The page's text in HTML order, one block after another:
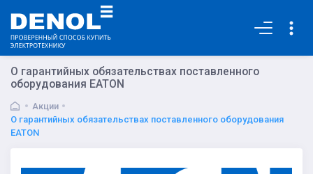
О гарантийных обязательствах поставленного
оборудования EATON
Акции
О гарантийных обязательствах поставленного оборудования
EATON